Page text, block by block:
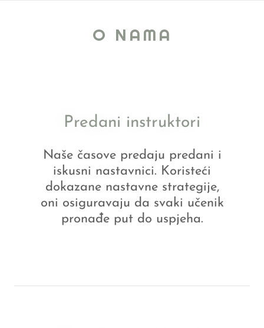
O NAMA
Predani instruktori
Naše časove predaju predani i
iskusni nastavnici. Koristeći
dokazane nastavne strategije,
oni osiguravaju da svaki učenik
pronađe put do uspjeha.